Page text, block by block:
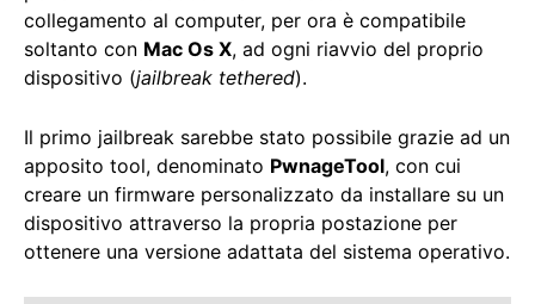
collegamento al computer, per ora è compatibile
soltanto con Mac Os X, ad ogni riavvio del proprio
dispositivo (jailbreak tethered).
Il primo jailbreak sarebbe stato possibile grazie ad un
apposito tool, denominato PwnageTool, con cui
creare un firmware personalizzato da installare su un
dispositivo attraverso la propria postazione per
ottenere una versione adattata del sistema operativo.